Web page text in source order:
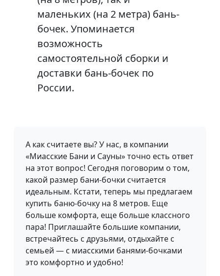
маленьких (на 2 метра) бань-
бочек. Упоминается
возможность
самостоятельной сборки и
доставки бань-бочек по
России.
А как считаете вы? У нас, в компании
«Миасские Бани и Сауны» точно есть ответ
на этот вопрос! Сегодня поговорим о том,
какой размер бани-бочки считается
идеальным. Кстати, теперь мы предлагаем
купить баню-бочку на 8 метров. Еще
больше комфорта, еще больше классного
пара! Приглашайте большие компании,
встречайтесь с друзьями, отдыхайте с
семьей — с миасскими банями-бочками
это комфортно и удобно!